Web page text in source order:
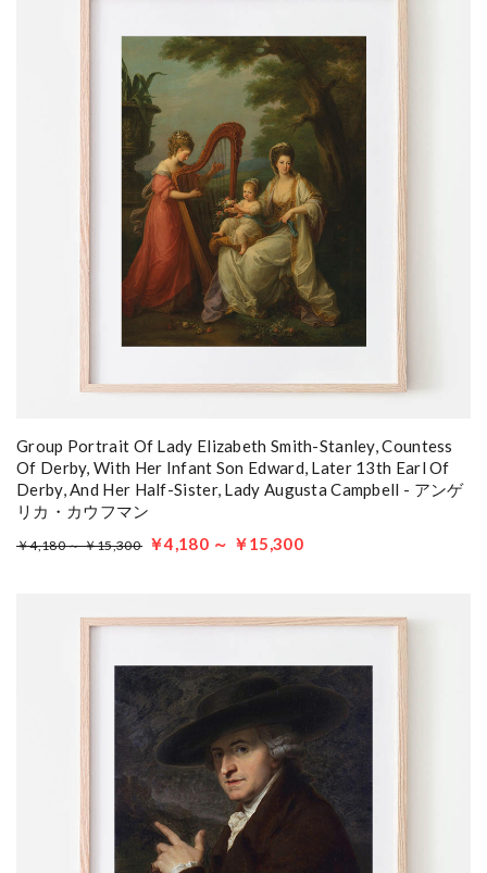
Group Portrait Of Lady Elizabeth Smith-Stanley, Countess
Of Derby, With Her Infant Son Edward, Later 13th Earl Of
Derby, And Her Half-Sister, Lady Augusta Campbell - アンゲ
リカ・カウフマン
￥4,180 ～ ￥15,300 ￥4,180 ～ ￥15,300